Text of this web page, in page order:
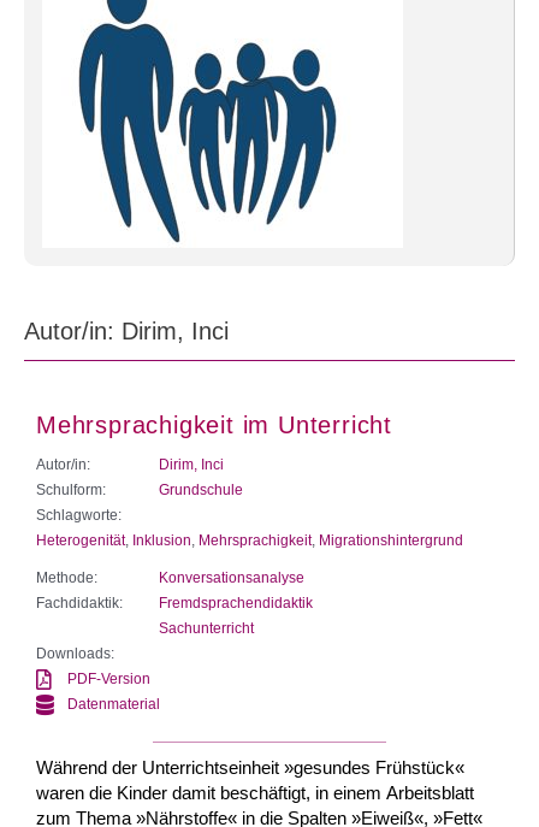
Autor/in: Dirim, Inci
Mehrsprachigkeit im Unterricht
Autor/in:
Dirim, Inci
Schulform:
Grundschule
Schlagworte:
Heterogenität, Inklusion Mehrsprachigkeit, Migrationshintergrund
Methode:
Konversationsanalyse
Fachdidaktik:
Fremdsprachendidaktik
Sachunterricht
Downloads:
PDF-Version
Datenmaterial
Während der Unterrichtseinheit »gesundes Frühstück«
waren die Kinder damit beschäftigt, in einem Arbeitsblatt
zum Thema »Nährstoffe« in die Spalten »Eiweiß«, »Fett«